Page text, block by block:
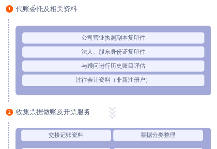
1 代账委托及相关资料
公司营业执照副本复印件
法人、股东身份证复印件
与顾问进行历史账目评估
过往会计资料（非新注册户）
2 收集票据做账及开票服务
交接记账资料 票据分类整理